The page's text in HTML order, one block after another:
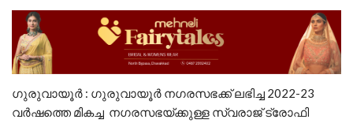
ഗുരുവായൂർ : ഗുരുവായൂർ നഗരസഭക്ക് ലഭിച്ച 2022-23
വര്‍ഷത്തെ മികച്ച നഗരസഭയ്ക്കുള്ള സ്വരാജ് ട്രോഫി